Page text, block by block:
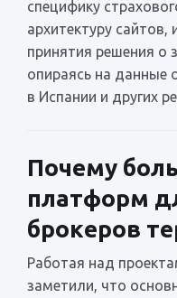
специфику
архитектуру сайтов,
принятия решения о
опираясь на данные
в Испании и других
Почему
платформ
брокеров
Работая над
заметили, что